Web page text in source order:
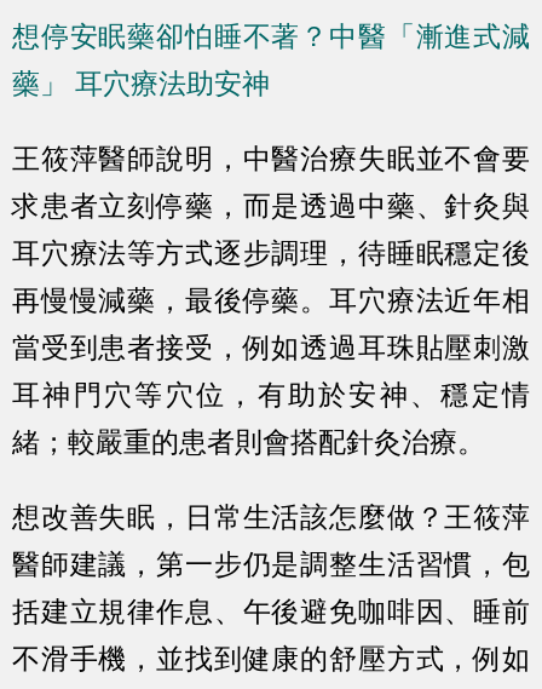
想停安眠藥卻怕睡不著？中醫「漸進式減
藥」 耳穴療法助安神
王筱萍醫師說明，中醫治療失眠並不會要
求患者立刻停藥，而是透過中藥、針灸與
耳穴療法等方式逐步調理，待睡眠穩定後
再慢慢減藥，最後停藥。耳穴療法近年相
當受到患者接受，例如透過耳珠貼壓刺激
耳神門穴等穴位，有助於安神、穩定情
緒；較嚴重的患者則會搭配針灸治療。
想改善失眠，日常生活該怎麼做？王筱萍
醫師建議，第一步仍是調整生活習慣，包
括建立規律作息、午後避免咖啡因、睡前
不滑手機，並找到健康的舒壓方式，例如